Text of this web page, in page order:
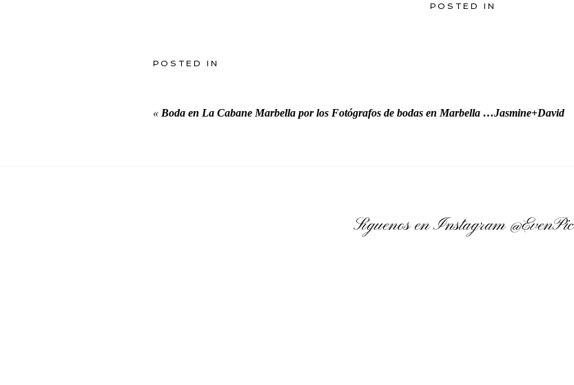
POSTED IN
POSTED IN
« Boda en La Cabane Marbella por los Fotógrafos de bodas en Marbella …Jasmine+David
Síguenos en Instagram@EvenPic